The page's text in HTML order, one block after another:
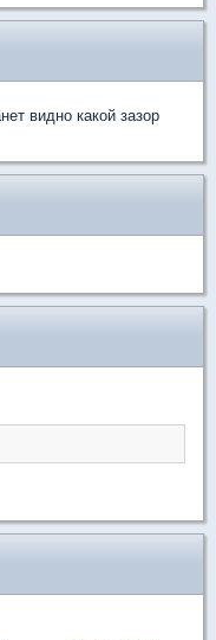
видно какой зазор